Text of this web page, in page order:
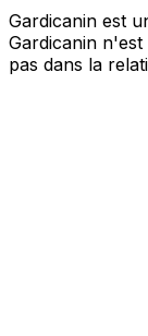
Gardicanin est
Gardicanin
pas dans la